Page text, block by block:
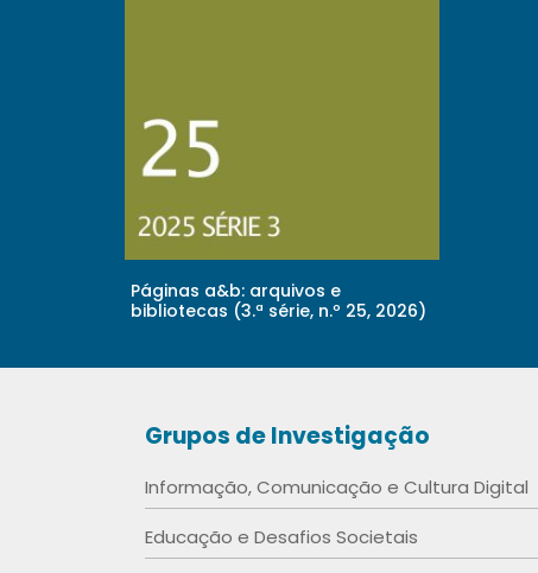
Páginas a&b: arquivos e
bibliotecas (3.ª série, n.º 25, 2026)
Grupos de Investigação
Informação, Comunicação e Cultura Digital
Educação e Desafios Societais